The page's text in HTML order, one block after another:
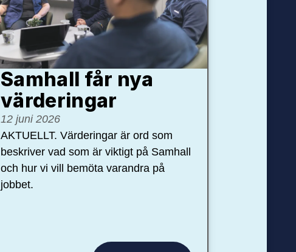
Samhall får nya
värdering­ar
12 juni 2026
AKTUELLT. Värderingar är ord som
beskriver vad som är viktigt på Samhall
och hur vi vill bemöta varandra på
jobbet.